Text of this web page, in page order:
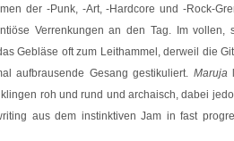
der -Punk, -Art, -Hardcore und -Rock-
Verrenkungen an den Tag. Im vollen,
Gebläse oft zum Leithammel, derweil die
aufbrausende Gesang gestikuliert. Maruja
roh und rund und archaisch, dabei
aus dem instinktiven Jam in fast